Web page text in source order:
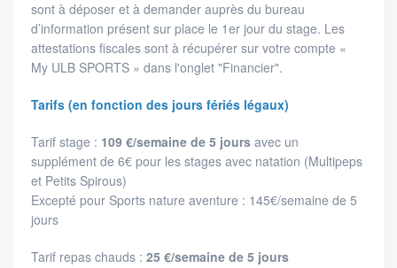
sont à déposer et à demander auprès du bureau
d’information présent sur place le 1er jour du stage. Les
attestations fiscales sont à récupérer sur votre compte «
My ULB SPORTS » dans l'onglet "Financier".
Tarifs (en fonction des jours fériés légaux)
Tarif stage : 109 €/semaine de 5 jours avec un
supplément de 6€ pour les stages avec natation (Multipeps
et Petits Spirous)
Excepté pour Sports nature aventure : 145€/semaine de 5
jours
Tarif repas chauds : 25 €/semaine de 5 jours